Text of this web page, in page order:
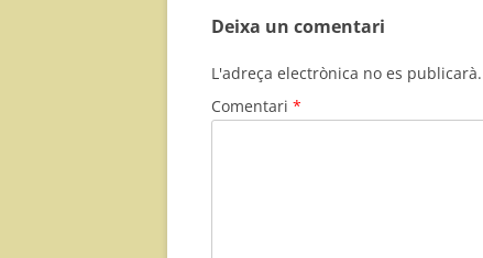
entrades
Deixa un comentari
L'adreça electrònica no es publicarà.
Comentari *